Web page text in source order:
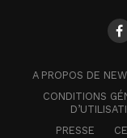
A PROPOS DE
CONDITIONS
PRESSE